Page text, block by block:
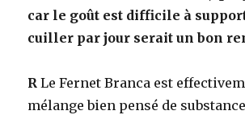
car le goût est difficile à
cuiller par jour serait un bon
RLe Fernet Branca est
mélange bien pensé de